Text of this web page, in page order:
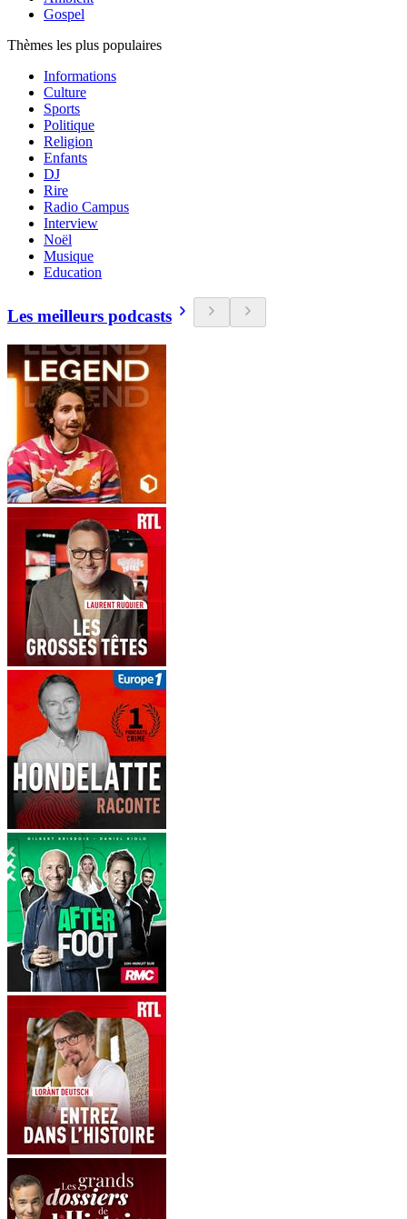
Gospel
Thèmes les plus populaires
Informations
Culture
Sports
Politique
Religion
Enfants
DJ
Rire
Radio Campus
Interview
Noël
Musique
Education
Les meilleurs podcasts